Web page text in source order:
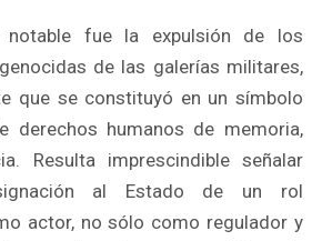
notable fue la expulsión de los
de las galerías militares,
que se constituyó en un símbolo
derechos humanos de memoria,
Resulta imprescindible señalar
al Estado de un rol
actor, no sólo como regulador y